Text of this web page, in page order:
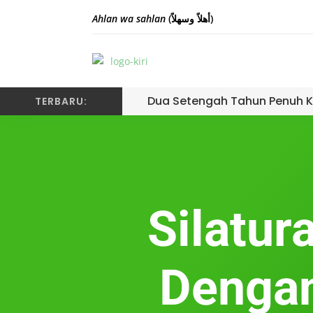
Ahlan wa sahlan (أهلاً وسهلاً)
TERBARU: Dua Setengah Tahun Penuh